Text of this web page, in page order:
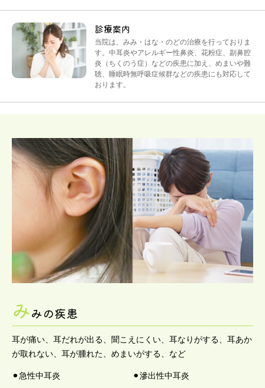
診療案内
当院は、みみ・はな・のどの治療を行っておりま
す。中耳炎やアレルギー性鼻炎、花粉症、副鼻腔
炎（ちくのう症）などの疾患に加え、めまいや難
聴、睡眠時無呼吸症候群などの疾患にも対応して
おります。
みみの疾患
耳が痛い、耳だれが出る、聞こえにくい、耳なりがする、耳あか
が取れない、耳が腫れた、めまいがする、など
⚫︎急性中耳炎
⚫︎滲出性中耳炎